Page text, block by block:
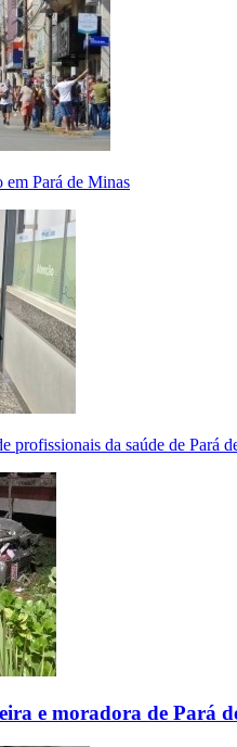
em Pará de Minas
profissionais da saúde de Pará
e moradora de Pará